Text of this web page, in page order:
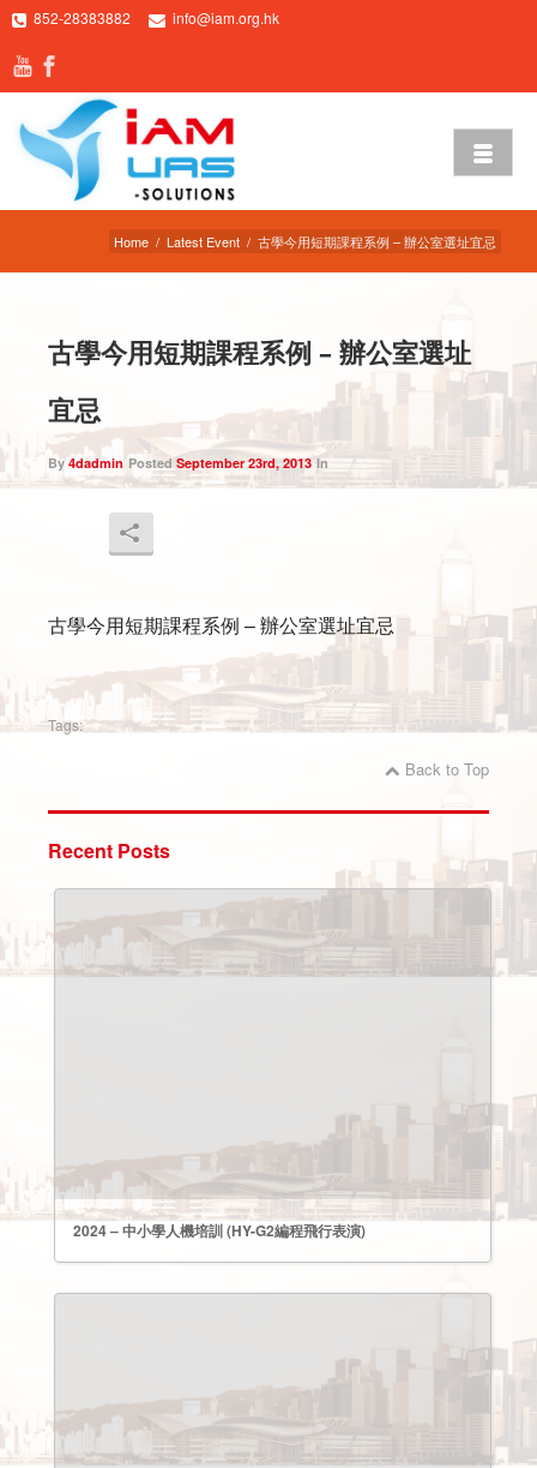
852-28383882 info@iam.org.hk
Home / Latest Event / 古學今用短期課程系例 – 辦公室選址宜忌
古學今用短期課程系例 – 辦公室選址
宜忌
By4dadmin Posted September 23rd, 2013 In
古學今用短期課程系例 – 辦公室選址宜忌
Tags:
Back to Top
Recent Posts
2024 – 中小學人機培訓 (HY-G2編程飛行表演)